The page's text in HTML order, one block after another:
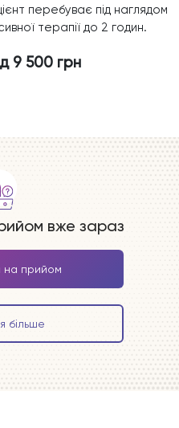
перебуває під наглядом
терапії до 2 годин.
9 500 грн
вже зараз
на прийом
більше